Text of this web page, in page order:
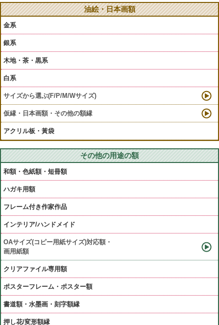
油絵・日本画額
金系
銀系
木地・茶・黒系
白系
サイズから選ぶ(F/P/M/Wサイズ)
仮縁・日本画額・その他の額縁
アクリル板・黃袋
その他の用途の額
和額・色紙額・短冊額
ハガキ用額
フレーム付き作家作品
インテリア/ハンドメイド
OAサイズ(コピー用紙サイズ)対応額・
画用紙額
クリアファイル専用額
ポスターフレーム・ポスター額
書道額・水墨画・刻字額縁
押し花/変形額縁